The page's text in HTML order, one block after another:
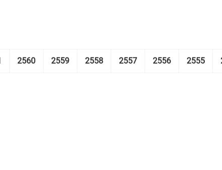
2560 2559 2558 2557 2556 2555